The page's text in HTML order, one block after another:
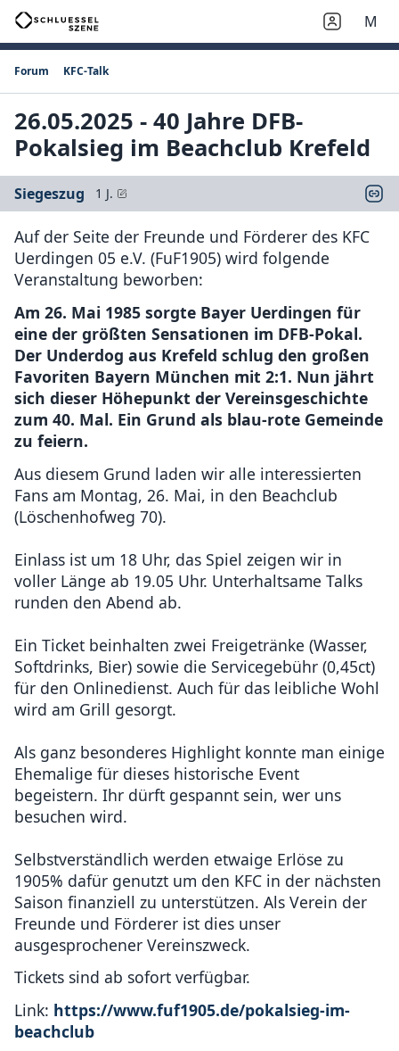
M
Forum KFC-Talk
26.05.2025 - 40 Jahre DFB-
Pokalsieg im Beachclub Krefeld
Siegeszug 1 J.
Auf der Seite der Freunde und Förderer des KFC
Uerdingen 05 e.V. (FuF1905) wird folgende
Veranstaltung beworben:
Am 26. Mai 1985 sorgte Bayer Uerdingen für
eine der größten Sensationen im DFB-Pokal.
Der Underdog aus Krefeld schlug den großen
Favoriten Bayern München mit 2:1. Nun jährt
sich dieser Höhepunkt der Vereinsgeschichte
zum 40. Mal. Ein Grund als blau-rote Gemeinde
zu feiern.
Aus diesem Grund laden wir alle interessierten
Fans am Montag, 26. Mai, in den Beachclub
(Löschenhofweg 70).
Einlass ist um 18 Uhr, das Spiel zeigen wir in
voller Länge ab 19.05 Uhr. Unterhaltsame Talks
runden den Abend ab.
Ein Ticket beinhalten zwei Freigetränke (Wasser,
Softdrinks, Bier) sowie die Servicegebühr (0,45ct)
für den Onlinedienst. Auch für das leibliche Wohl
wird am Grill gesorgt.
Als ganz besonderes Highlight konnte man einige
Ehemalige für dieses historische Event
begeistern. Ihr dürft gespannt sein, wer uns
besuchen wird.
Selbstverständlich werden etwaige Erlöse zu
1905% dafür genutzt um den KFC in der nächsten
Saison finanziell zu unterstützen. Als Verein der
Freunde und Förderer ist dies unser
ausgesprochener Vereinszweck.
Tickets sind ab sofort verfügbar.
Link: https://www.fuf1905.de/pokalsieg-im-
beachclub